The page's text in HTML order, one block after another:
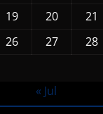
19 20 21
26 27 28
« Jul